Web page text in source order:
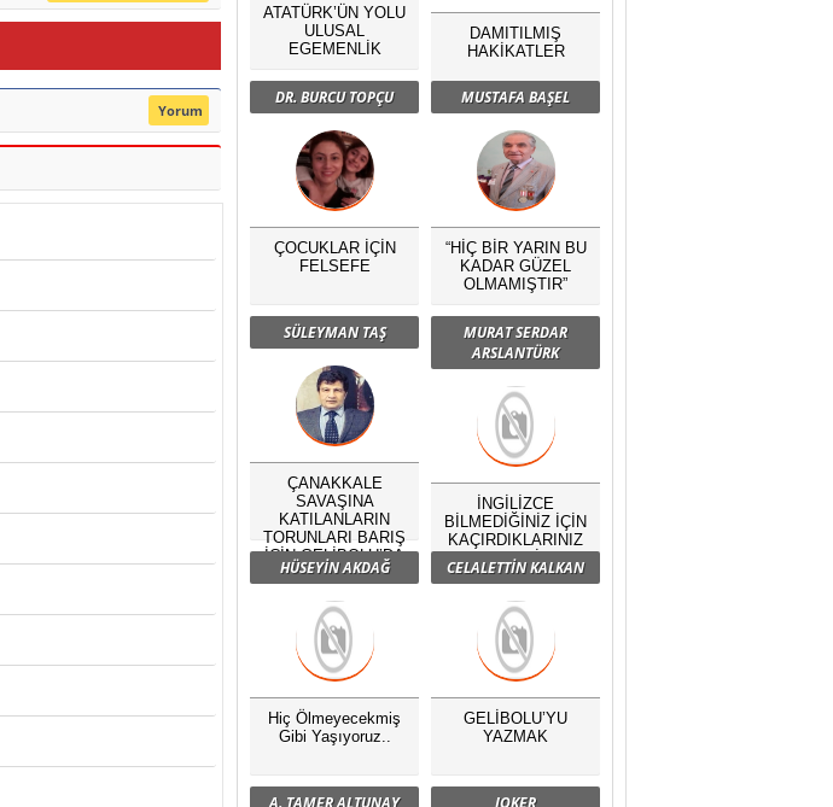
Yorum
ATATÜRK’ÜN YOLU
ULUSAL
EGEMENLİK
DAMITILMIŞ
HAKİKATLER
DR. BURCU TOPÇU
ÇOCUKLAR İÇİN
FELSEFE
MUSTAFA BAŞEL
“HİÇ BİR YARIN BU
KADAR GÜZEL
OLMAMIŞTIR”
SÜLEYMAN TAŞ
ÇANAKKALE
SAVAŞINA
KATILANLARIN
TORUNLARI BARIŞ
İÇİN GELİBOLU’DA
BULUŞTU
MURAT SERDAR
ARSLANTÜRK
İNGİLİZCE
BİLMEDİĞİNİZ İÇİN
KAÇIRDIKLARINIZ
NELERDİR?
HÜSEYİN AKDAĞ
Hiç Ölmeyecekmiş
Gibi Yaşıyoruz..
CELALETTİN KALKAN
GELİBOLU’YU
YAZMAK
A. TAMER ALTUNAY JOKER